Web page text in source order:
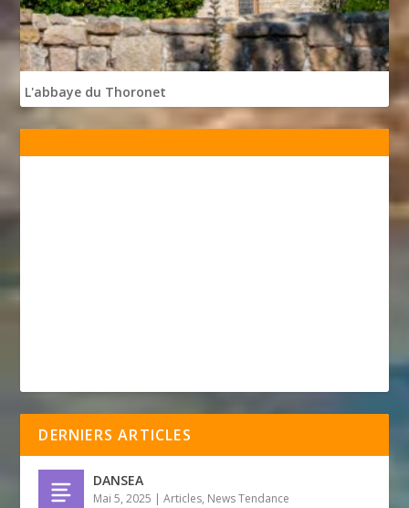
L'abbaye du Thoronet
DERNIERS ARTICLES
DANSEA
Mai 5, 2025 |Articles, News Tendance